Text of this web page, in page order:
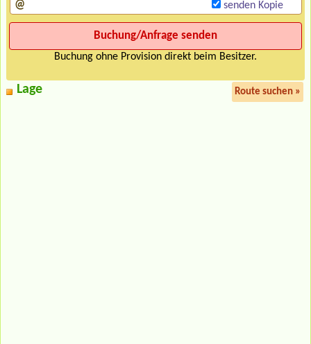
senden Kopie
Buchung ohne Provision direkt beim Besitzer.
Lage Route suchen »